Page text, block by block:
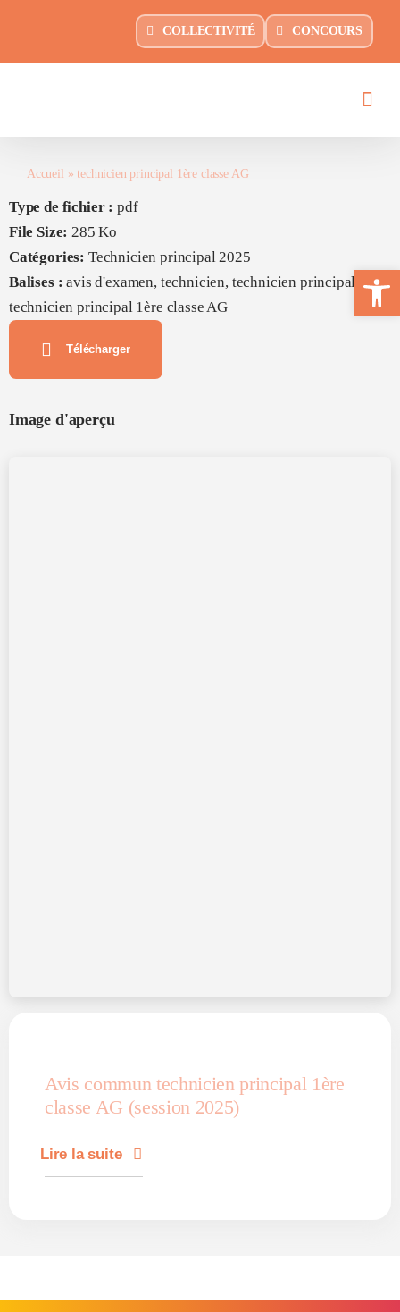
contenu
COLLECTIVITÉ CONCOURS
Accueil »technicien principal 1ère classe AG
Type de fichier : pdf
File Size: 285 Ko
Catégories: Technicien principal 2025
Balises :avis d'examen, technicien, technicien principal,
technicien principal 1ère classe AG
Télécharger
Image d'aperçu
Avis commun technicien principal 1ère
classe AG (session 2025)
Lire la suite
Ouvrir